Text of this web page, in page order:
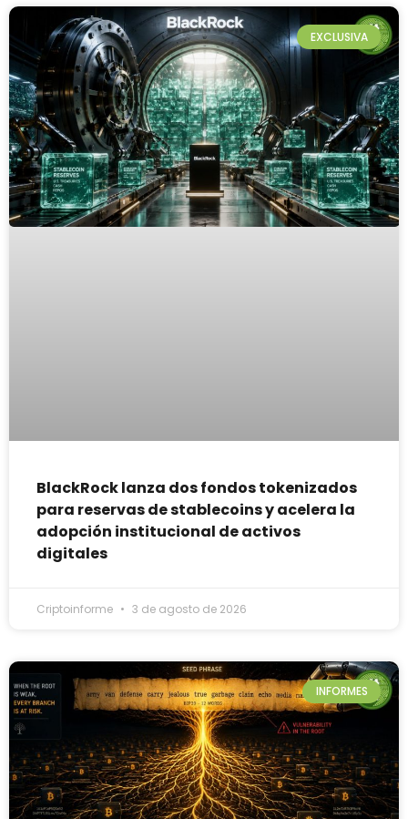
EXCLUSIVA
BlackRock lanza dos fondos tokenizados
para reservas de stablecoins y acelera la
adopción institucional de activos
digitales
Criptoinforme 3 de agosto de 2026
INFORMES